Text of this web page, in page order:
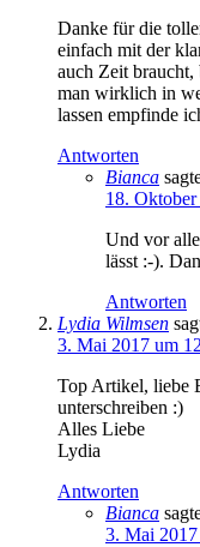
Danke für die
einfach mit der
auch Zeit braucht,
man wirklich in
lassen empfinde
Antworten
Bianca
18.
Und vor
lässt :-).
Antworten
Lydia Wilmsen
3. Mai 2017 um
Top Artikel, liebe
unterschreiben :)
Alles Liebe
Lydia
Antworten
Bianca
3. Mai